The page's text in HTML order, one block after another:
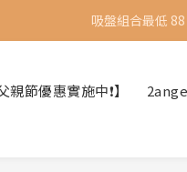
吸盤組合最低
吸盤組合最低
吸盤組合最低
節優惠實施中❗】